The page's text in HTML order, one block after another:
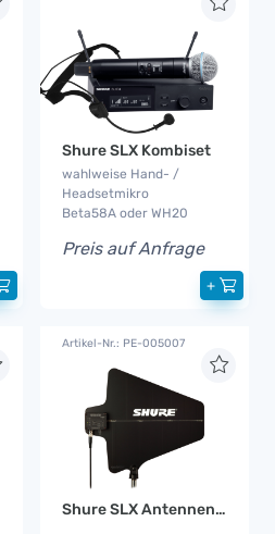
Shure SLX Kombiset
wahlweise Hand- /
Headsetmikro
Beta58A oder WH20
Preis auf Anfrage
+
Artikel-Nr.: PE-005007
Shure SLX Antennen Set aktiv